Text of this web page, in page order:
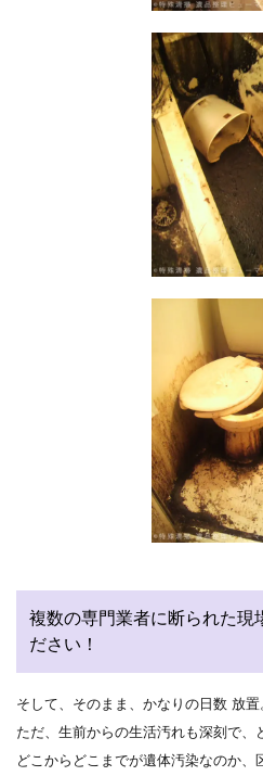
複数の専門業者に断られた現
ださい！
そして、そのまま、かなりの日数 放置
ただ、生前からの生活汚れも深刻で、
どこからどこまでが遺体汚染なのか